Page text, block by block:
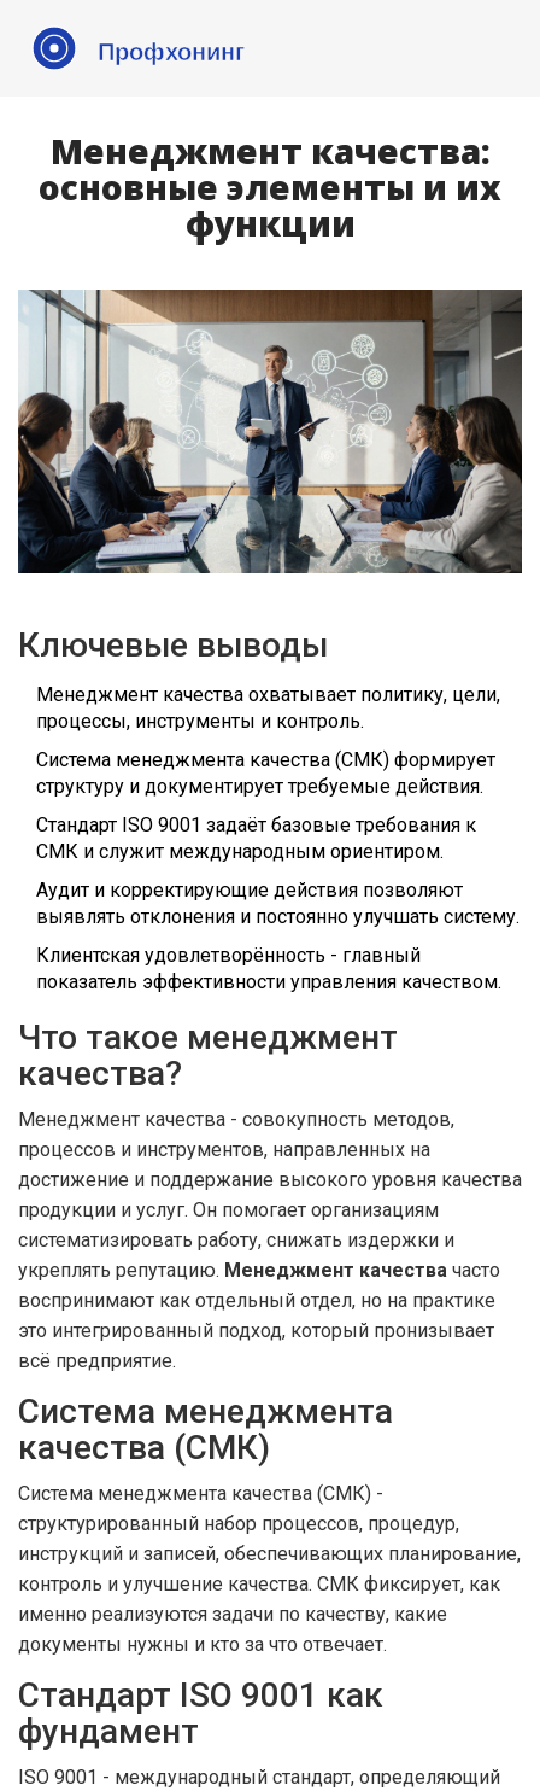
Менеджмент качества:
основные элементы и их
функции
Ключевые выводы
Менеджмент качества охватывает политику, цели,
процессы, инструменты и контроль.
Система менеджмента качества (СМК) формирует
структуру и документирует требуемые действия.
Стандарт ISO 9001 задаёт базовые требования к
СМК и служит международным ориентиром.
Аудит и корректирующие действия позволяют
выявлять отклонения и постоянно улучшать систему.
Клиентская удовлетворённость - главный
показатель эффективности управления качеством.
Что такое менеджмент
качества?
Менеджмент качества - совокупность методов,
процессов и инструментов, направленных на
достижение и поддержание высокого уровня качества
продукции и услуг. Он помогает организациям
систематизировать работу, снижать издержки и
укреплять репутацию. Менеджмент качества часто
воспринимают как отдельный отдел, но на практике
это интегрированный подход, который пронизывает
всё предприятие.
Система менеджмента
качества (СМК)
Система менеджмента качества (СМК) -
структурированный набор процессов, процедур,
инструкций и записей, обеспечивающих планирование,
контроль и улучшение качества. СМК фиксирует, как
именно реализуются задачи по качеству, какие
документы нужны и кто за что отвечает.
Стандарт ISO 9001 как
фундамент
ISO 9001 - международный стандарт, определяющий